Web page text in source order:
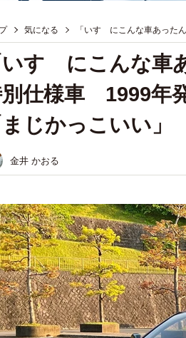
気になる 「いすゞにこんな車あっ
いすゞにこんな
仕様車 1999年
まじかっこいい」
金井 かおる